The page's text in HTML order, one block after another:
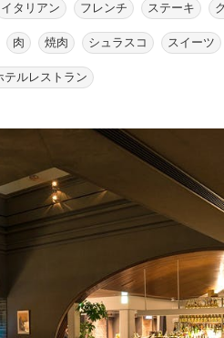
イタリアン フレンチ ステーキ
肉 焼肉 シュラスコ スイーツ
テルレストラン